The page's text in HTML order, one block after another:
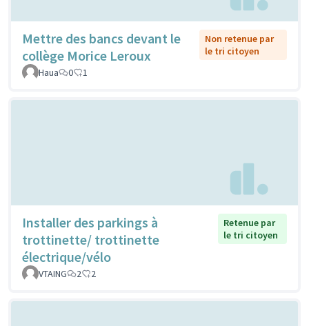
Mettre des bancs devant le
collège Morice Leroux
Non retenue par
le tri citoyen
Haua
0 1
Installer des parkings à
trottinette/ trottinette
électrique/vélo
Retenue par
le tri citoyen
VTAING 2 2